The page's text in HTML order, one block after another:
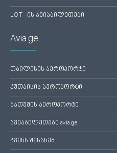
LOT -ის ავიაბილეთები
Avia.ge
თბილისის აეროპორტი
ქუთაისის აეროპორტი
ბათუმის აეროპორტი
ავიაბილეთები avia.ge
ჩვენს შესახებ